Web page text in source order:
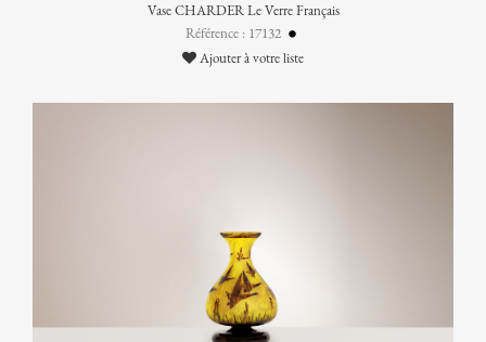
Vase CHARDER Le Verre Français
Référence : 17132
Ajouter à votre liste